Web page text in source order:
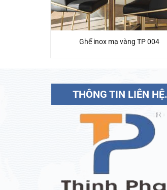
Ghế inox mạ vàng TP 004
THÔNG TIN LIÊN HỆ.